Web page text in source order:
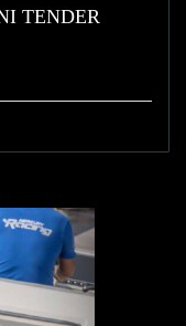
TENDER